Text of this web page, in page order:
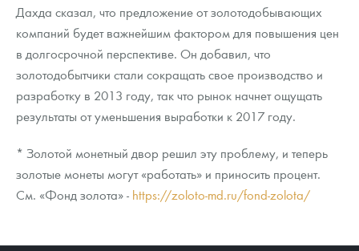
Дахда сказал, что предложение от золотодобывающих
компаний будет важнейшим фактором для повышения цен
в долгосрочной перспективе. Он добавил, что
золотодобытчики стали сокращать свое производство и
разработку в 2013 году, так что рынок начнет ощущать
результаты от уменьшения выработки к 2017 году.
* Золотой монетный двор решил эту проблему, и теперь
золотые монеты могут «работать» и приносить процент.
См. «Фонд золота» - https://zoloto-md.ru/fond-zolota/